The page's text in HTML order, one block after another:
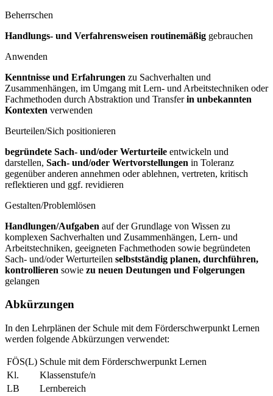
Beherrschen
Handlungs- und Verfahrensweisen routinemäßig gebrauchen
Anwenden
Kenntnisse und Erfahrungen zu Sachverhalten und
Zusammenhängen, im Umgang mit Lern- und Arbeitstechniken oder
Fachmethoden durch Abstraktion und Transferin unbekannten
Kontexten verwenden
Beurteilen/Sich positionieren
begründete Sach- und/oder Werturteile entwickeln und
darstellen, Sach- und/oder Wertvorstellungen in Toleranz
gegenüber anderen annehmen oder ablehnen, vertreten, kritisch
reflektieren und ggf. revidieren
Gestalten/Problemlösen
Handlungen/Aufgaben auf der Grundlage von Wissen zu
komplexen Sachverhalten und Zusammenhängen, Lern- und
Arbeitstechniken, geeigneten Fachmethoden sowie begründeten
Sach- und/oder Werturteilen selbstständig planen, durchführen,
kontrollieren sowie zu neuen Deutungen und Folgerungen
gelangen
Abkürzungen
In den Lehrplänen der Schule mit dem Förderschwerpunkt Lernen
werden folgende Abkürzungen verwendet:
FÖS(L) Schule mit dem Förderschwerpunkt Lernen
Kl.
Klassenstufe/n
LB
Lernbereich